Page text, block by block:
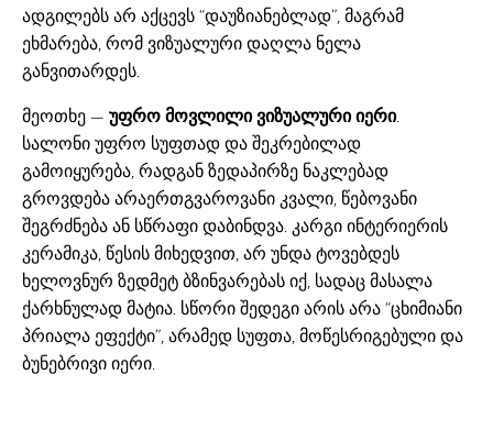
ადგილებს არ აქცევს “დაუზიანებლად”, მაგრამ
ეხმარება, რომ ვიზუალური დაღლა ნელა
განვითარდეს.
მეოთხე — უფრო მოვლილი ვიზუალური იერი.
სალონი უფრო სუფთად და შეკრებილად
გამოიყურება, რადგან ზედაპირზე ნაკლებად
გროვდება არაერთგვაროვანი კვალი, წებოვანი
შეგრძნება ან სწრაფი დაბინდვა. კარგი ინტერიერის
კერამიკა, წესის მიხედვით, არ უნდა ტოვებდეს
ხელოვნურ ზედმეტ ბზინვარებას იქ, სადაც მასალა
ქარხნულად მატია. სწორი შედეგი არის არა “ცხიმიანი
პრიალა ეფექტი”, არამედ სუფთა, მოწესრიგებული და
ბუნებრივი იერი.